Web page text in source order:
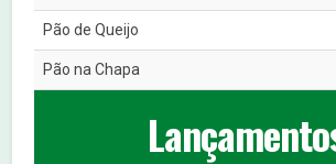
Pão de Queijo
Pão na Chapa